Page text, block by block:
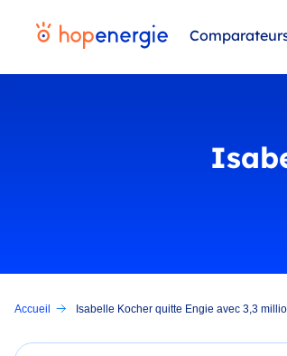
Accueil Isabelle Kocher quitte Engie avec 3,3